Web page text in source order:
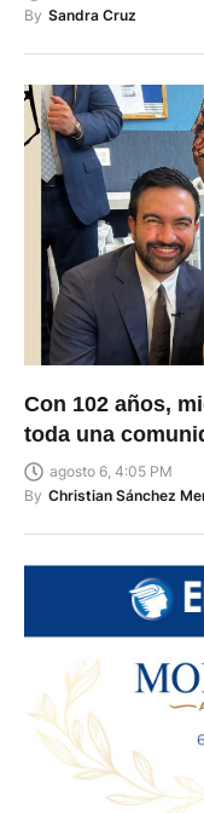
By Sandra Cruz
Con 102 años,
toda una
agosto 6, 4:05 PM
By Christian Sánchez